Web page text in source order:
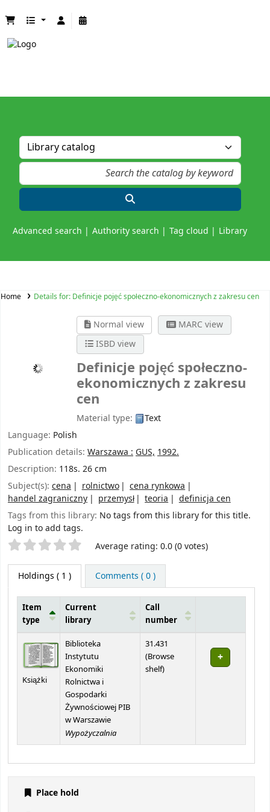
Advanced search Authority search Tag cloud Library
Home Details for: Definicje pojęć społeczno-ekonomicznych z zakresu cen
Normal view
MARC view
ISBD view
Definicje pojęć społeczno-
ekonomicznych z zakresu
cen
Material type:
Text
Language: Polish
Publication details: Warszawa : GUS, 1992.
Description: 118s. 26 cm
Subject(s): cena rolnictwo
cena rynkowa
handel zagraniczny
przemysł teoria
definicja cen
Tags from this library: No tags from this library for this title.
Log in to add tags.
Star ratings Average rating: 0.0 (0 votes)
Holdings ( 1 ) Comments ( 0 )
Item
type
Current
library
Call
number
Książki
Biblioteka
Instytutu
Ekonomiki
Rolnictwa i
Gospodarki
Żywnościowej PIB
w Warszawie
Wypożyczalnia
31.431
(Browse
shelf(Opens below)
)
Place hold